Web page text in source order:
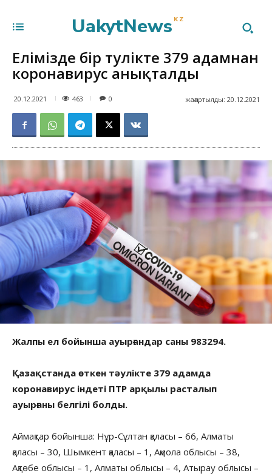
UakytNews KZ
Елімізде бір тәулікте 379 адамнан
коронавирус анықталды
20.12.2021 463 жаңартылды: 20.12.2021
0
Жалпы ел бойынша ауырғандар саны 983294.
Қазақстанда өткен тәулікте 379 адамда
коронавирус індеті ПТР арқылы расталып
ауырғаны белгілі болды.
Аймақтар бойынша: Нұр-Сұлтан қаласы – 66, Алматы
қаласы – 30, Шымкент қаласы – 1, Ақмола облысы – 38,
Ақтөбе облысы – 1, Алматы облысы – 4, Атырау облысы –